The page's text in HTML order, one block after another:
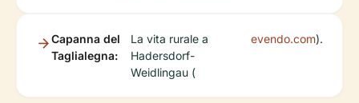
Capanna del
Taglialegna:
La vita rurale a
Hadersdorf-
Weidlingau (
evendo.com).